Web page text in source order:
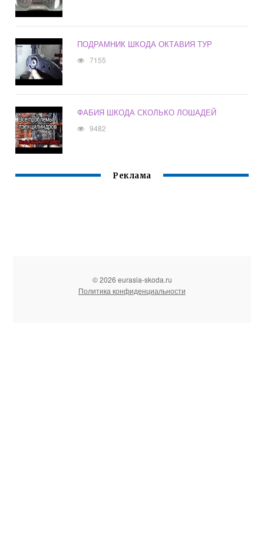
ПОДРАМНИК ШКОДА ОКТАВИЯ ТУР
7155
ФАБИЯ ШКОДА СКОЛЬКО ЛОШАДЕЙ
9482
Реклама
© 2026 eurasia-skoda.ru
Политика конфиденциальности